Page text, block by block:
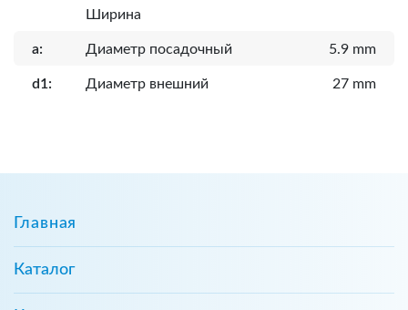
Ширина
a: Диаметр посадочный 5.9 mm
d1: Диаметр внешний 27 mm
Главная
Каталог